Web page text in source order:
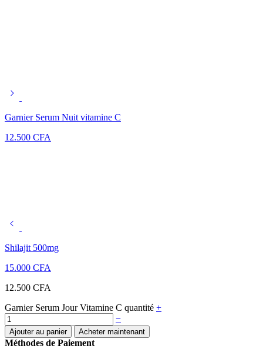
Garnier Serum Nuit vitamine C
12.500 CFA
Shilajit 500mg
15.000 CFA
12.500 CFA
Garnier Serum Jour Vitamine C quantité +
−
Ajouter au panier Acheter maintenant
Méthodes de Paiement